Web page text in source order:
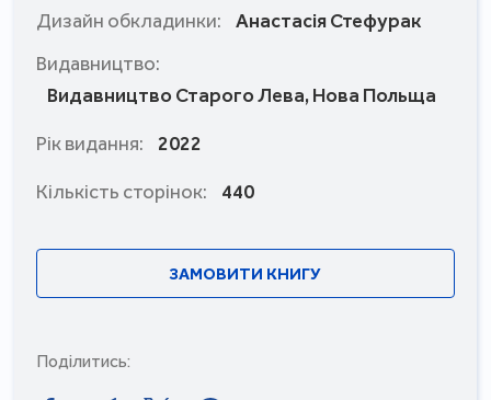
Дизайн обкладинки:
Анастасія Стефурак
Видавництво:
Видавництво Старого Лева, Нова Польща
Рік видання:
2022
Кількість сторінок:
440
ЗАМОВИТИ КНИГУ
Поділитись: